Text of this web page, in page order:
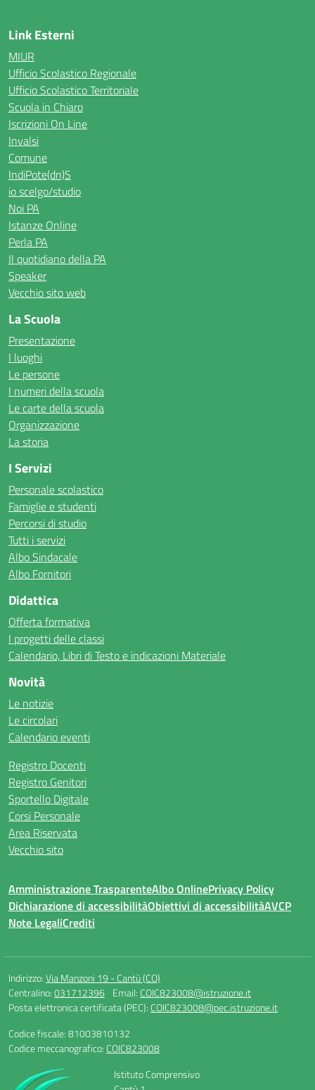
Link Esterni
MIUR
Ufficio Scolastico Regionale
Ufficio Scolastico Territoriale
Scuola in Chiaro
Iscrizioni On Line
Invalsi
Comune
IndiPote(dn)S
io scelgo/studio
Noi PA
Istanze Online
Perla PA
Il quotidiano della PA
Speaker
Vecchio sito web
La Scuola
Presentazione
I luoghi
Le persone
I numeri della scuola
Le carte della scuola
Organizzazione
La storia
I Servizi
Personale scolastico
Famiglie e studenti
Percorsi di studio
Tutti i servizi
Albo Sindacale
Albo Fornitori
Didattica
Offerta formativa
I progetti delle classi
Calendario, Libri di Testo e indicazioni Materiale
Novità
Le notizie
Le circolari
Calendario eventi
Registro Docenti
Registro Genitori
Sportello Digitale
Corsi Personale
Area Riservata
Vecchio sito
Amministrazione TrasparenteAlbo OnlinePrivacy Policy
Dichiarazione di accessibilitàObiettivi di accessibilitàAVCP
Note LegaliCrediti
Indirizzo:Via Manzoni 19 - Cantù (CO)
Centralino:031712396 Email: COIC823008@istruzione.it
Posta elettronica certificata (PEC): COIC823008@pec.istruzione.it
Codice fiscale: 81003810132
Codice meccanografico: COIC823008
Istituto Comprensivo